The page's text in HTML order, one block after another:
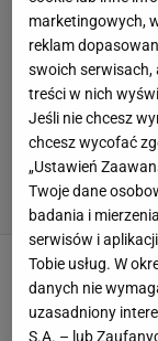
marketingowych,
reklam
swoich serwisach,
treści w nich
Jeśli nie chcesz
chcesz wycofać
„Ustawień
Twoje dane
badania i
serwisów i
Tobie usług. W
danych nie
uzasadniony
S.A. – lub